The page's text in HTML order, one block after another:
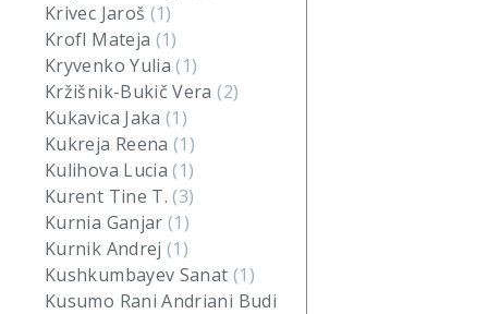
Krivec Jaroš (1)
Krofl Mateja (1)
Kryvenko Yulia(1)
Kržišnik-Bukič Vera(2)
Kukavica Jaka(1)
Kukreja Reena(1)
Kulihova Lucia(1)
Kurent Tine T.(3)
Kurnia Ganjar(1)
Kurnik Andrej(1)
Kushkumbayev Sanat (1)
Kusumo Rani Andriani Budi